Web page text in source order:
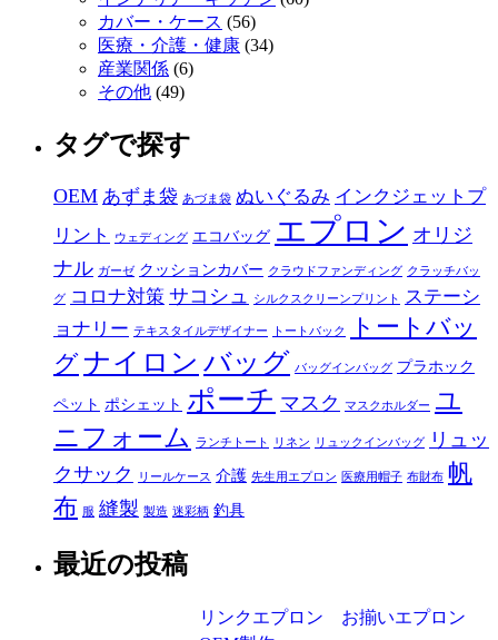
カバー・ケース (56)
医療・介護・健康 (34)
産業関係 (6)
その他 (49)
タグで探す
OEM あずま袋 あづま袋 ぬいぐるみ インクジェットプ
リント
ウェディング エコバッグ エプロン オリジ
ナル ガーゼ クッションカバー クラウドファンディング クラッチバッ
グ コロナ対策 サコシュ シルクスクリーンプリント
ステーシ
ョナリー テキスタイルデザイナー トートバック
トートバッ
グナイロン バッグ バッグインバッグ プラホック
ペット ポシェット ポーチ マスク マスクホルダー ユ
ニフォーム
ランチトート リネン リュックインバッグ
リュッ
クサック
リールケース 介護 先生用エプロン 医療用帽子 布財布 帆
布 服 縫製 製造 迷彩柄 釣具
最近の投稿
リンクエプロン お揃いエプロン